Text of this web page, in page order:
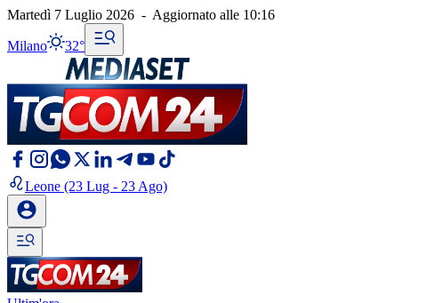
Martedì 7 Luglio 2026 - Aggiornato alle 10:16
Milano 32°
Leone (23 Lug - 23 Ago)